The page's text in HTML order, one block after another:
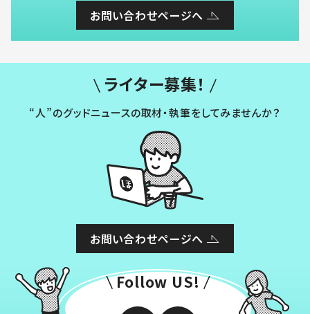
お問い合わせページへ
ライター募集！
“人”のグッドニュースの取材・執筆をしてみませんか？
お問い合わせページへ
Follow US!